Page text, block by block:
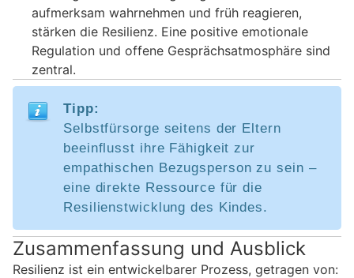
aufmerksam wahrnehmen und früh reagieren,
stärken die Resilienz. Eine positive emotionale
Regulation und offene Gesprächsatmosphäre sind
zentral.
Tipp:
Selbstfürsorge seitens der Eltern
beeinflusst ihre Fähigkeit zur
empathischen Bezugsperson zu sein –
eine direkte Ressource für die
Resilienstwicklung des Kindes.
Zusammenfassung und Ausblick
Resilienz ist ein entwickelbarer Prozess, getragen von: